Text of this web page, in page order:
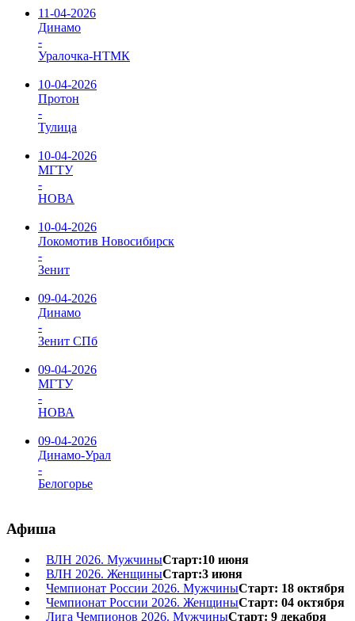
11-04-2026
Динамо
-
Уралочка-НТМК
10-04-2026
Протон
-
Тулица
10-04-2026
МГТУ
-
НОВА
10-04-2026
Локомотив Новосибирск
-
Зенит
09-04-2026
Динамо
-
Зенит СПб
09-04-2026
МГТУ
-
НОВА
09-04-2026
Динамо-Урал
-
Белогорье
Афиша
ВЛН 2026. МужчиныСтарт:10 июня
ВЛН 2026. ЖенщиныСтарт:3 июня
Чемпионат России 2026. МужчиныСтарт: 18 октября
Чемпионат России 2026. ЖенщиныСтарт: 04 октября
Лига Чемпионов 2026. МужчиныСтарт: 9 декабря